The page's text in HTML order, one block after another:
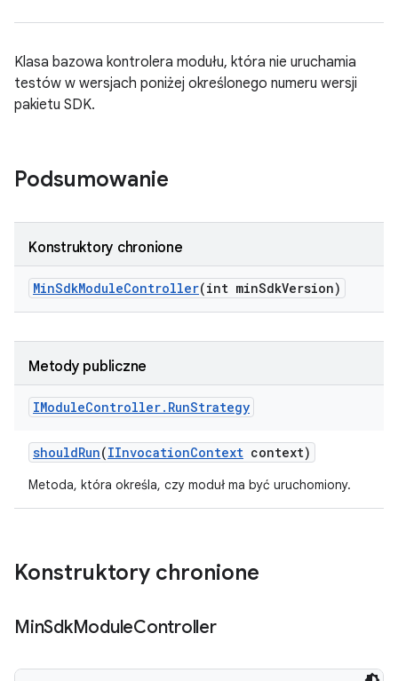
Klasa bazowa kontrolera modułu, która nie uruchamia
testów w wersjach poniżej określonego numeru wersji
pakietu SDK.
Podsumowanie
Konstruktory chronione
MinSdkModuleController(int minSdkVersion)
Metody publiczne
IModuleController. RunStrategy
shouldRun(IInvocationContext context)
Metoda, która określa, czy moduł ma być uruchomiony.
Konstruktory chronione
MinSdkModuleController